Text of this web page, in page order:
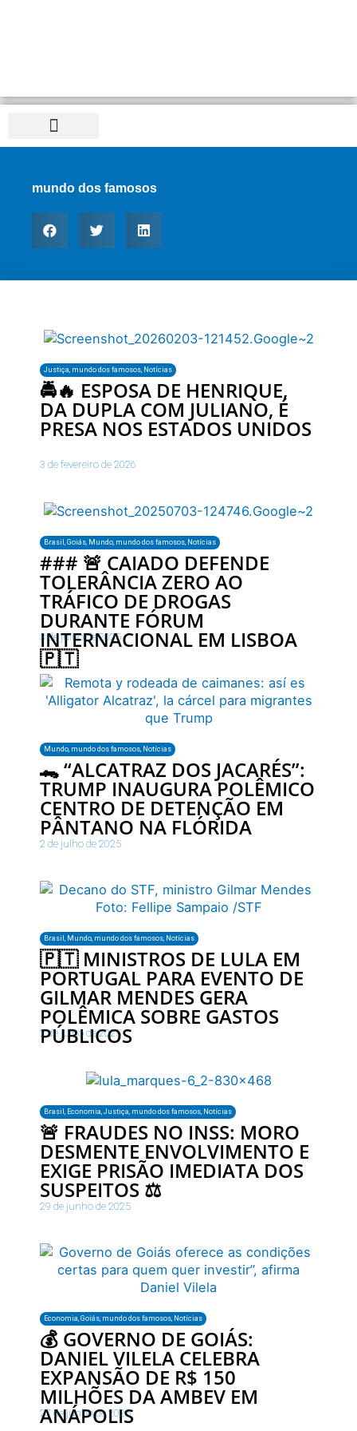
mundo dos famosos
Justiça mundo dos famosos Notícias
🚔🔥 ESPOSA DE HENRIQUE,
DA DUPLA COM JULIANO, É
PRESA NOS ESTADOS UNIDOS
3 de fevereiro de 2026
Brasil , Goiás, Mundo, mundo dos famosos, Notícias
### 🚨 CAIADO DEFENDE
TOLERÂNCIA ZERO AO
TRÁFICO DE DROGAS
DURANTE FÓRUM
INTERNACIONAL EM LISBOA
🇵🇹
3 de julho de 2025
Mundo, mundo dos famosos, Notícias
🐊 “ALCATRAZ DOS JACARÉS”:
TRUMP INAUGURA POLÊMICO
CENTRO DE DETENÇÃO EM
PÂNTANO NA FLÓRIDA
2 de julho de 2025
Brasil , Mundo, mundo dos famosos, Notícias
🇵🇹 MINISTROS DE LULA EM
PORTUGAL PARA EVENTO DE
GILMAR MENDES GERA
POLÊMICA SOBRE GASTOS
PÚBLICOS
2 de julho de 2025
Brasil Economia Justiça mundo dos famosos Notícias
🚨 FRAUDES NO INSS: MORO
DESMENTE ENVOLVIMENTO E
EXIGE PRISÃO IMEDIATA DOS
SUSPEITOS ⚖️
29 de junho de 2025
Economia Goiás mundo dos famosos Notícias
💰 GOVERNO DE GOIÁS:
DANIEL VILELA CELEBRA
EXPANSÃO DE R$ 150
MILHÕES DA AMBEV EM
ANÁPOLIS
27 de junho de 2025